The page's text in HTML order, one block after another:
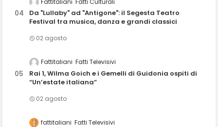
Fattitaliani Fatti Culturali
Da "Lullaby" ad "Antigone": il Segesta Teatro
Festival tra musica, danza e grandi classici
02 agosto
Fattitaliani Fatti Televisivi
Rai 1, Wilma Goich e i Gemelli di Guidonia ospiti di
“Un’estate italiana”
02 agosto
fattitaliani Fatti Televisivi